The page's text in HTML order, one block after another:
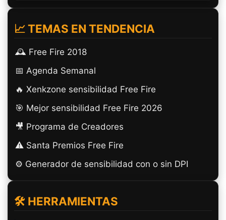
📈 TEMAS EN TENDENCIA
🕰️ Free Fire 2018
📅 Agenda Semanal
🔥 Xenkzone sensibilidad Free Fire
🎯 Mejor sensibilidad Free Fire 2026
🎥 Programa de Creadores
⚠️ Santa Premios Free Fire
⚙️ Generador de sensibilidad con o sin DPI
🛠️ HERRAMIENTAS